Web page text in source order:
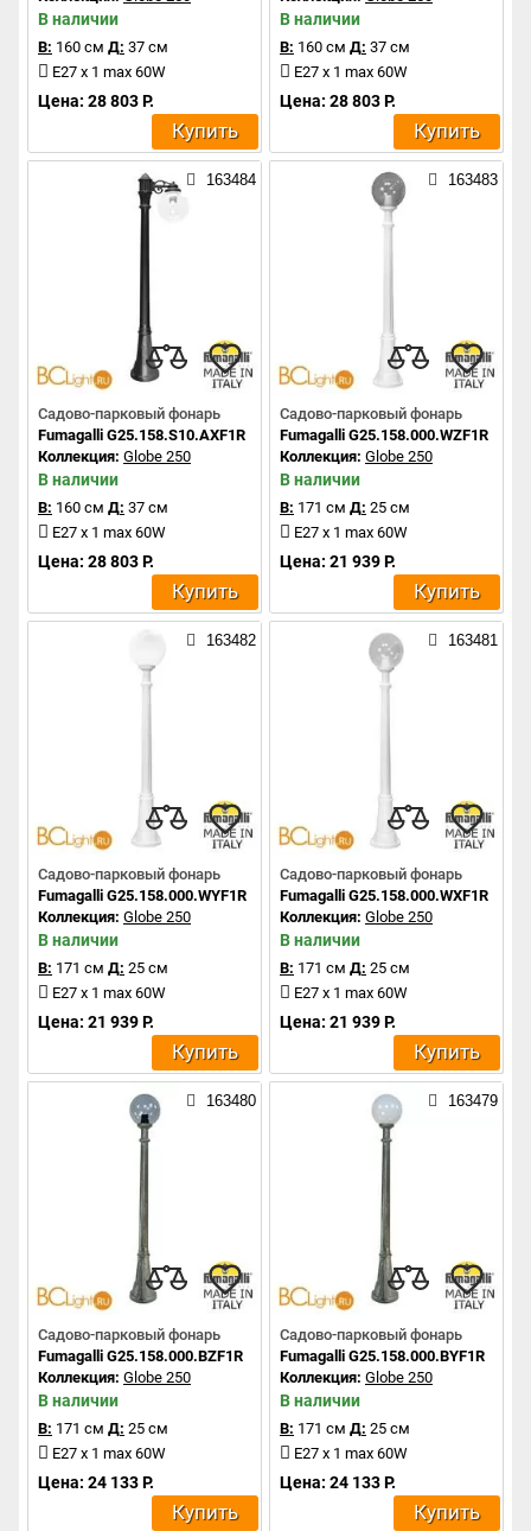
В наличии
В: 160 см Д: 37 см
E27 x 1 max 60W
Цена: 28 803 Р.
Купить
В наличии
В: 160 см Д: 37 см
E27 x 1 max 60W
Цена: 28 803 Р.
Купить
163484
Садово-парковый фонарь
Fumagalli G25.158.S10.AXF1R
Коллекция: Globe 250
В наличии
В: 160 см Д: 37 см
E27 x 1 max 60W
Цена: 28 803 Р.
Купить
163483
Садово-парковый фонарь
Fumagalli G25.158.000.WZF1R
Коллекция: Globe 250
В наличии
В: 171 см Д: 25 см
E27 x 1 max 60W
Цена: 21 939 Р.
Купить
163482
Садово-парковый фонарь
Fumagalli G25.158.000.WYF1R
Коллекция: Globe 250
В наличии
В: 171 см Д: 25 см
E27 x 1 max 60W
Цена: 21 939 Р.
Купить
163481
Садово-парковый фонарь
Fumagalli G25.158.000.WXF1R
Коллекция: Globe 250
В наличии
В: 171 см Д: 25 см
E27 x 1 max 60W
Цена: 21 939 Р.
Купить
163480
Садово-парковый фонарь
Fumagalli G25.158.000.BZF1R
Коллекция: Globe 250
В наличии
В: 171 см Д: 25 см
E27 x 1 max 60W
Цена: 24 133 Р.
Купить
163479
Садово-парковый фонарь
Fumagalli G25.158.000.BYF1R
Коллекция: Globe 250
В наличии
В: 171 см Д: 25 см
E27 x 1 max 60W
Цена: 24 133 Р.
Купить